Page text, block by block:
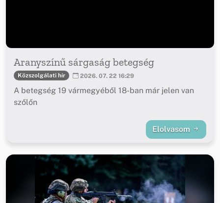
Aranyszínű sárgaság betegség
Közszolgálati hír 2026. 07. 22 16:29
A betegség 19 vármegyéből 18-ban már jelen van
szőlőn
Elolvasom